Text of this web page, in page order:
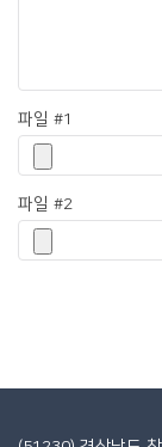
파일 #1
파일 #2